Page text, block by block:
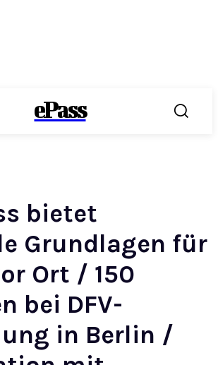
ePass
bietet
Grundlagen für
Ort / 150
bei DFV-
in Berlin /